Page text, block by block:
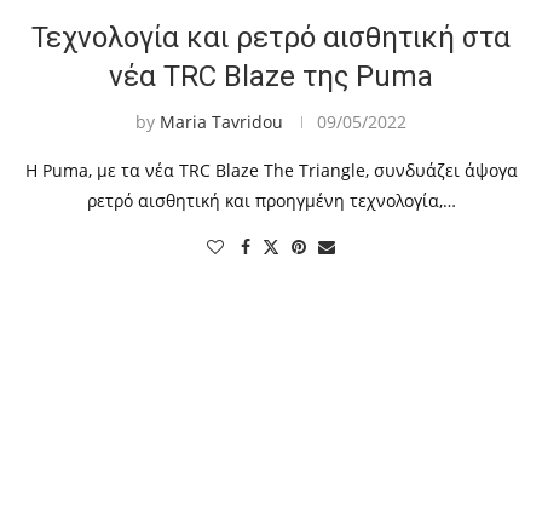
Τεχνολογία και ρετρό αισθητική στα
νέα TRC Blaze της Puma
by Maria Tavridou 09/05/2022
Η Puma, με τα νέα TRC Blaze The Triangle, συνδυάζει άψογα
ρετρό αισθητική και προηγμένη τεχνολογία,…